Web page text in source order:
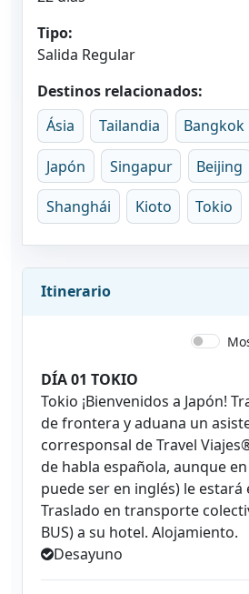
Tipo:
Salida Regular
Destinos relacionados:
Ásia
Tailandia Bangkok
Japón Singapur Beijing
Shanghái Kioto Tokio
Itinerario
DÍA 01 TOKIO
Tokio ¡Bienvenidos a Japón!
de frontera y aduana un
corresponsal de Travel
de habla española, aunque
puede ser en inglés) le estará
Traslado en transporte
BUS) a su hotel. Alojamiento.
Desayuno